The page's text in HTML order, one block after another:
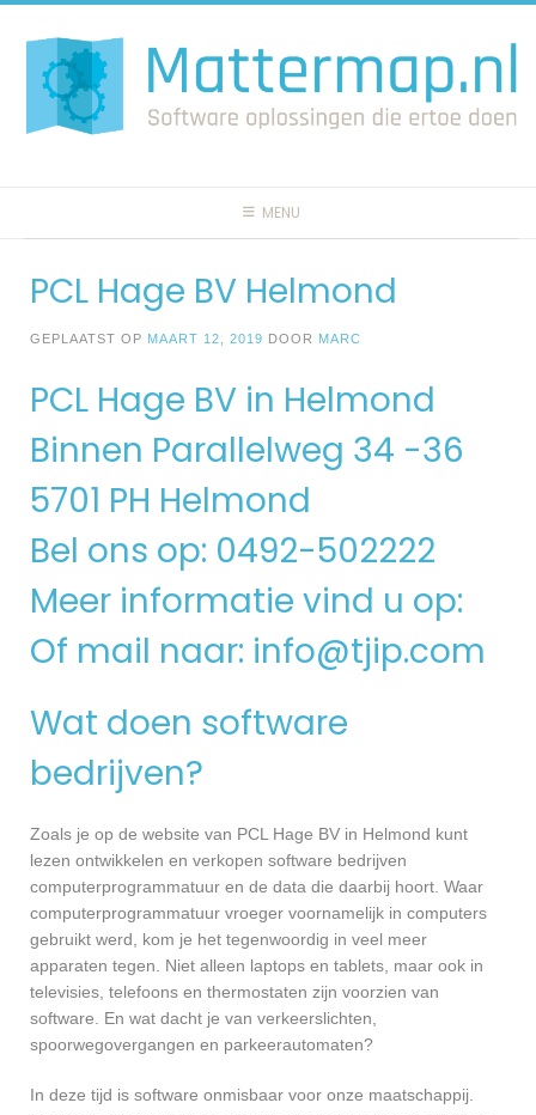
naar
inhoud
MENU
PCL Hage BV Helmond
GEPLAATST OP MAART 12, 2019 DOOR MARC
PCL Hage BV in Helmond
Binnen Parallelweg 34 -36
5701 PH Helmond
Bel ons op: 0492-502222
Meer informatie vind u op:
Of mail naar: info@tjip.com
Wat doen software
bedrijven?
Zoals je op de website van PCL Hage BV in Helmond kunt
lezen ontwikkelen en verkopen software bedrijven
computerprogrammatuur en de data die daarbij hoort. Waar
computerprogrammatuur vroeger voornamelijk in computers
gebruikt werd, kom je het tegenwoordig in veel meer
apparaten tegen. Niet alleen laptops en tablets, maar ook in
televisies, telefoons en thermostaten zijn voorzien van
software. En wat dacht je van verkeerslichten,
spoorwegovergangen en parkeerautomaten?
In deze tijd is software onmisbaar voor onze maatschappij.